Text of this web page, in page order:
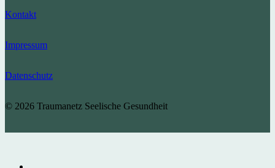
Kontakt
Impressum
Datenschutz
© 2026 Traumanetz Seelische Gesundheit